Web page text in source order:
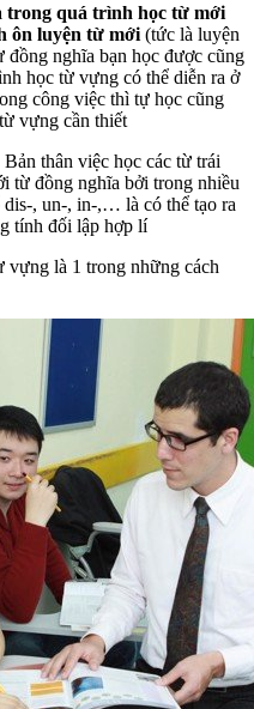
trong quá trình học từ mới
ôn luyện từ mới (tức là luyện
nghĩa bạn học được cũng
học từ vựng có thể diễn ra ở
công việc thì tự học cũng
vựng cần thiết
thân việc học các từ trái
từ đồng nghĩa bởi trong nhiều
dis-, un-, in-,… là có thể tạo ra
tính đối lập hợp lí
vựng là 1 trong những cách